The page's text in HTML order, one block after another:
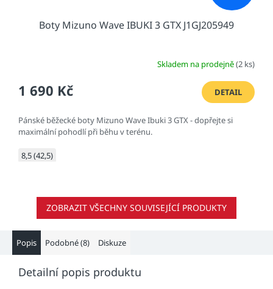
Boty Mizuno Wave IBUKI 3 GTX J1GJ205949
Skladem na prodejně(2 ks)
1 690 Kč DETAIL
Pánské běžecké boty Mizuno Wave Ibuki 3 GTX - dopřejte si
maximální pohodlí při běhu v terénu.
8,5 (42,5)
ZOBRAZIT VŠECHNY SOUVISEJÍCÍ PRODUKTY
Popis Podobné (8) Diskuze
Detailní popis produktu